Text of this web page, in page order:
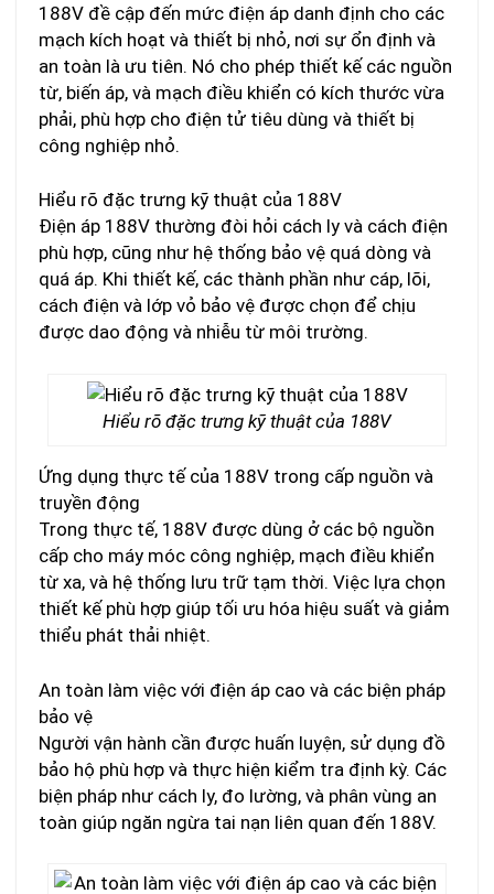
188V đề cập đến mức điện áp danh định cho các
mạch kích hoạt và thiết bị nhỏ, nơi sự ổn định và
an toàn là ưu tiên. Nó cho phép thiết kế các nguồn
từ, biến áp, và mạch điều khiển có kích thước vừa
phải, phù hợp cho điện tử tiêu dùng và thiết bị
công nghiệp nhỏ.
Hiểu rõ đặc trưng kỹ thuật của 188V
Điện áp 188V thường đòi hỏi cách ly và cách điện
phù hợp, cũng như hệ thống bảo vệ quá dòng và
quá áp. Khi thiết kế, các thành phần như cáp, lõi,
cách điện và lớp vỏ bảo vệ được chọn để chịu
được dao động và nhiễu từ môi trường.
Hiểu rõ đặc trưng kỹ thuật của 188V
Ứng dụng thực tế của 188V trong cấp nguồn và
truyền động
Trong thực tế, 188V được dùng ở các bộ nguồn
cấp cho máy móc công nghiệp, mạch điều khiển
từ xa, và hệ thống lưu trữ tạm thời. Việc lựa chọn
thiết kế phù hợp giúp tối ưu hóa hiệu suất và giảm
thiểu phát thải nhiệt.
An toàn làm việc với điện áp cao và các biện pháp
bảo vệ
Người vận hành cần được huấn luyện, sử dụng đồ
bảo hộ phù hợp và thực hiện kiểm tra định kỳ. Các
biện pháp như cách ly, đo lường, và phân vùng an
toàn giúp ngăn ngừa tai nạn liên quan đến 188V.